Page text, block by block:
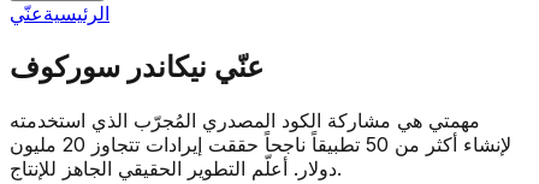
الرئيسيةعنّي
عنّي نيكاندر سوركوف
مهمتي هي مشاركة الكود المصدري المُجرّب الذي استخدمته
لإنشاء أكثر من 50 تطبيقاً ناجحاً حققت
إيرادات تتجاوز 20 مليون
دولار. أعلّم التطوير الحقيقي الجاهز للإنتاج.